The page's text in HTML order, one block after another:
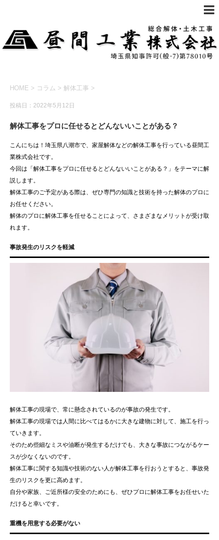
HOME > コラム > 解体工事 >
投稿日：2022年5月12日
解体工事をプロに任せるとどんないいことがある？
こんにちは！埼玉県八潮市で、家屋解体などの解体工事を行っている昼間工
業株式会社です。
今回は「解体工事をプロに任せるとどんないいことがある？」をテーマに解
説します。
解体工事のご予定がある際は、ぜひ専門の知識と技術を持った解体のプロに
お任せください。
解体のプロに解体工事を任せることによって、さまざまなメリットが受け取
れます。
事故発生のリスクを軽減
解体工事の現場で、常に懸念されているのが事故の発生です。
解体工事の現場では人間に比べてはるかに大きな建物に対して、施工を行っ
ていきます。
そのため些細なミスや油断が発生するだけでも、大きな事故につながるケー
スが少なくないのです。
解体工事に関する知識や技術のない人が解体工事を行おうとすると、事故発
生のリスクを更に高めます。
自分や家族、ご近所様の安全のためにも、ぜひプロに解体工事をお任せいた
だけると幸いです。
重機を用意する必要がない